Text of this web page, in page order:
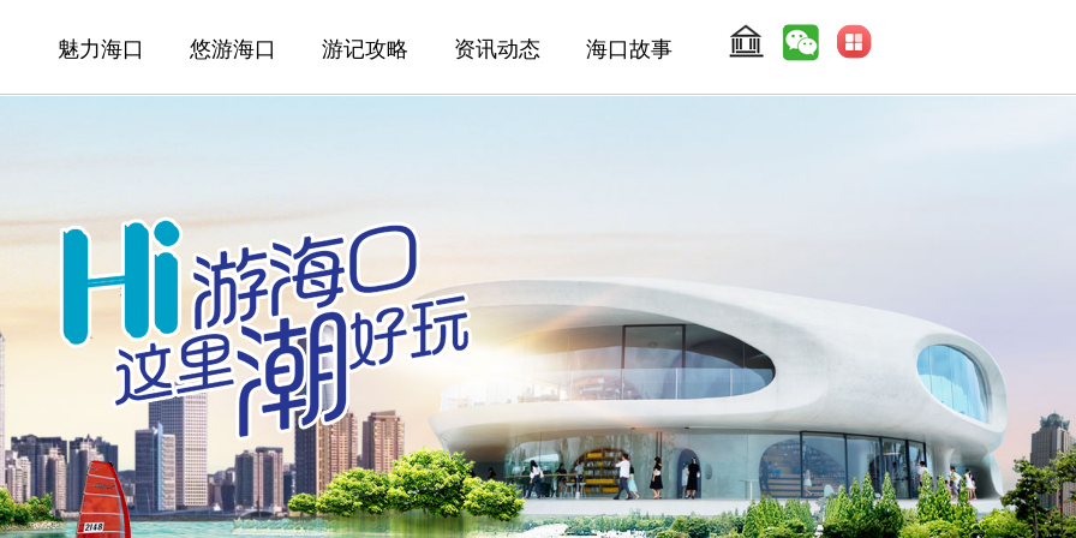
魅力海口 悠游海口 游记攻略 资讯动态 海口故事